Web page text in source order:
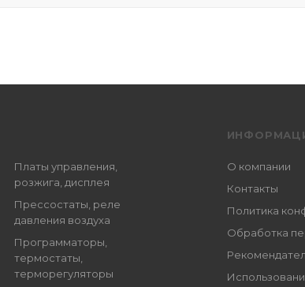
Платы управления,
розжига, дисплея
Прессостаты, реле
давления воздуха
Программаторы,
термостаты,
терморегуляторы
О компании
Контакты
Политика
Обработка